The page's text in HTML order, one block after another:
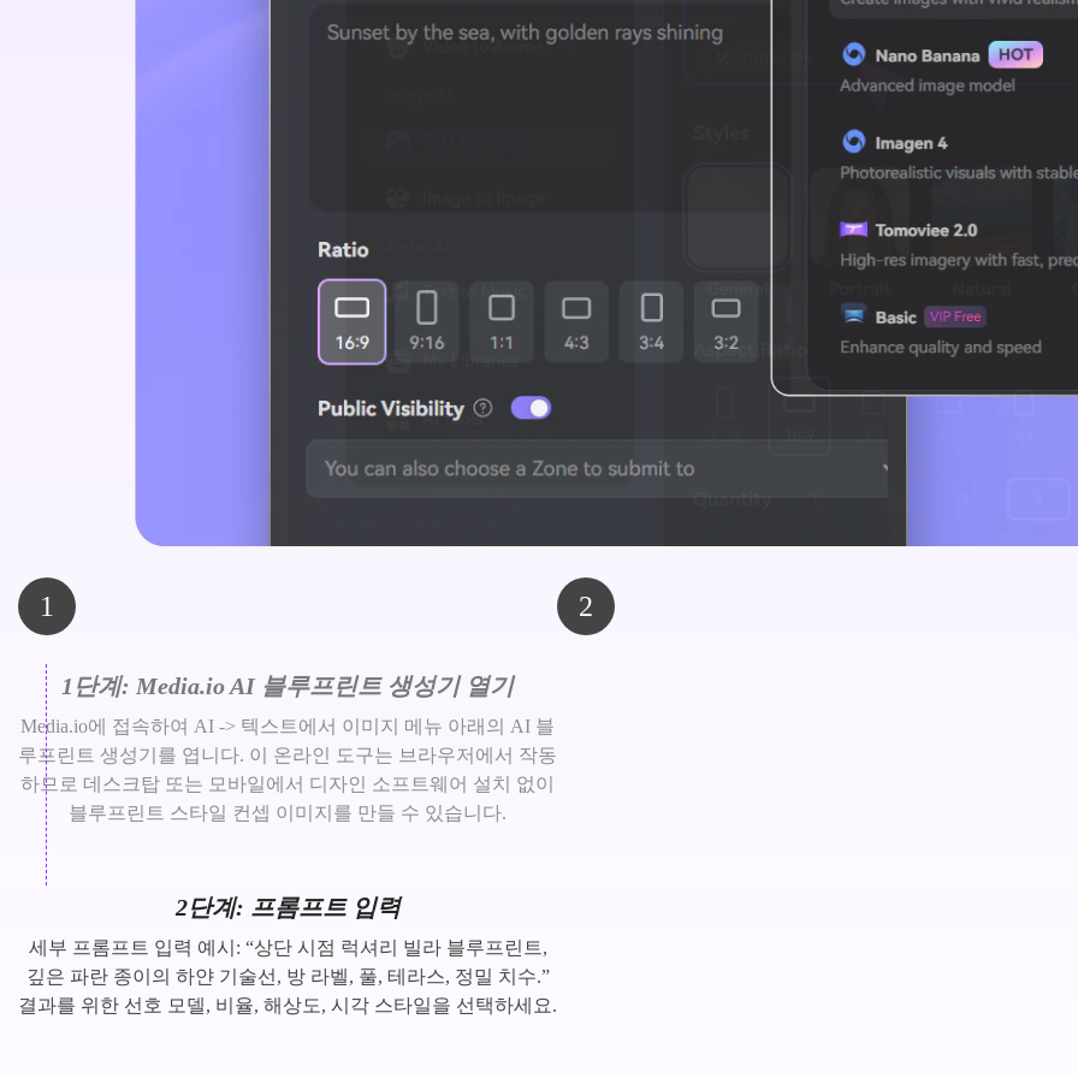
1 2
1단계: Media.io AI 블루프린트 생성기 열기
Media.io에 접속하여 AI -> 텍스트에서 이미지 메뉴 아래의 AI 블
루프린트 생성기를 엽니다. 이 온라인 도구는 브라우저에서 작동
하므로 데스크탑 또는 모바일에서 디자인 소프트웨어 설치 없이
블루프린트 스타일 컨셉 이미지를 만들 수 있습니다.
2단계: 프롬프트 입력
세부 프롬프트 입력 예시: “상단 시점 럭셔리 빌라 블루프린트,
깊은 파란 종이의 하얀 기술선, 방 라벨, 풀, 테라스, 정밀 치수.”
결과를 위한 선호 모델, 비율, 해상도, 시각 스타일을 선택하세요.